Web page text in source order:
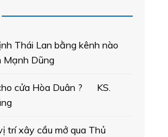
Thái Lan bằng kênh nào
Dũng
cửa Hòa Duân ? KS.
trí xây cầu mở qua Thủ